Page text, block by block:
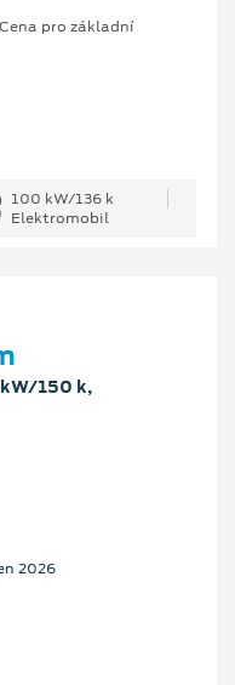
pro základní
100 kW/136 k
Elektromobil
150 k,
2026